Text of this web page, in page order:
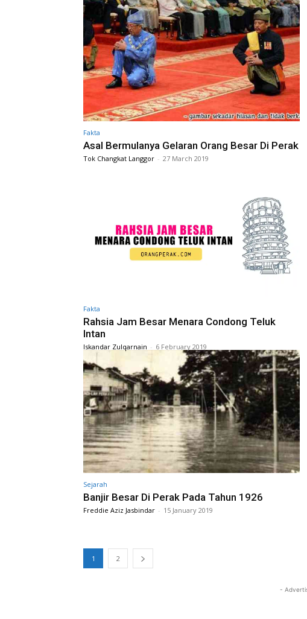
Fakta
Asal Bermulanya Gelaran Orang Besar Di Perak
Tok Changkat Langgor - 27 March 2019
Fakta
Rahsia Jam Besar Menara Condong Teluk
Intan
Iskandar Zulqarnain - 6 February 2019
Sejarah
Banjir Besar Di Perak Pada Tahun 1926
Freddie Aziz Jasbindar - 15 January 2019
1 2
-